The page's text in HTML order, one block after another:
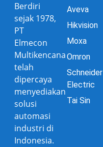
Berdiri
sejak 1978,
PT
Elmecon
Multikencana
telah
dipercaya
menyediakan
solusi
automasi
industri di
Indonesia.
Aveva
Hikvision
Moxa
Omron
Schneider
Electric
Tai Sin